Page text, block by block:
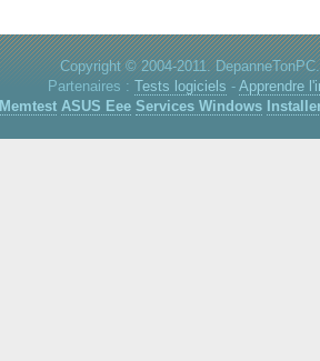
Copyright © 2004-2011.
Partenaires : Tests logiciels - Apprendre
Memtest ASUS Eee Services Windows